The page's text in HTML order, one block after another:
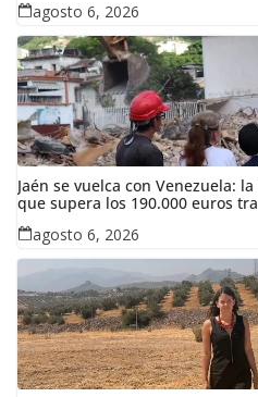
agosto 6, 2026
Jaén se vuelca con Venezuela:
que supera los 190.000 euros
agosto 6, 2026